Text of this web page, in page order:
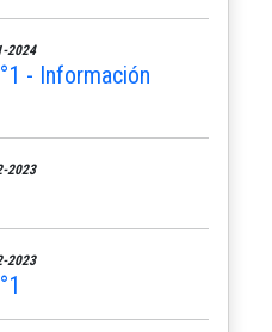
2024
- Información
2023
2023